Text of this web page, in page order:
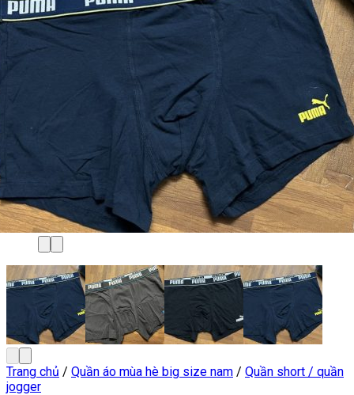
Trang chủ / Quần áo mùa hè big size nam / Quần short / quần
jogger